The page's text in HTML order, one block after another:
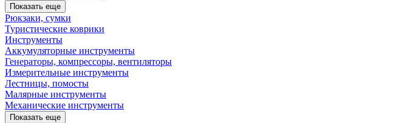
Показать еще
Рюкзаки, сумки
Туристические коврики
Инструменты
Аккумуляторные инструменты
Генераторы, компрессоры, вентиляторы
Измерительные инструменты
Лестницы, помосты
Малярные инструменты
Механические инструменты
Показать еще